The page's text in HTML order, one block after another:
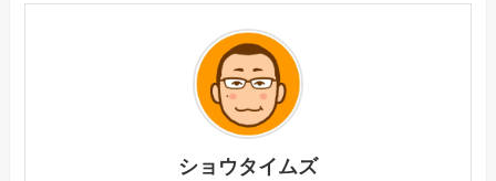
ショウタイムズ